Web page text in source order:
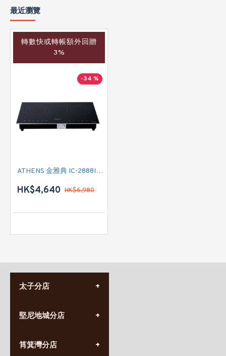
最近瀏覽
轉數快或轉帳額外回贈
3%
-34 %
ATHENS 金雅典 IC-2888IEC 雙頭電磁爐
HK$4,640 HK$6,980
太子分店
營業時間:
九龍太子太子道西141號
堅尼地城分店
營業時間:
筲箕灣分店